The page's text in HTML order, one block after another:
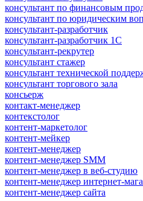
консультант по финансовым
консультант по юридическим
консультант-разработчик
консультант-разработчик 1С
консультант-рекрутер
консультант стажер
консультант технической
консультант торгового зала
консьерж
контакт-менеджер
контекстолог
контент-маркетолог
контент-мейкер
контент-менеджер
контент-менеджер SMM
контент-менеджер в веб-студию
контент-менеджер интернет-
контент-менеджер сайта